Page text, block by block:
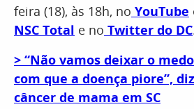
feira (18), às 18h, no YouTube
NSC Total e no Twitter do DC
> “Não vamos deixar o
com que a doença piore”,
câncer de mama em SC